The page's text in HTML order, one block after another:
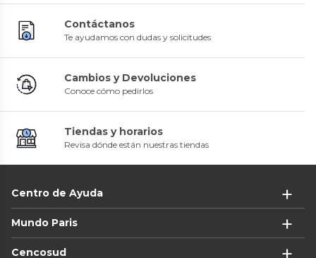
Contáctanos
Te ayudamos con dudas y solicitudes
Cambios y Devoluciones
Conoce cómo pedirlos
Tiendas y horarios
Revisa dónde están nuestras tiendas
Centro de Ayuda
Mundo Paris
Cencosud